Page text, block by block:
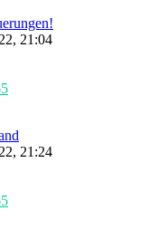
21:04
21:24